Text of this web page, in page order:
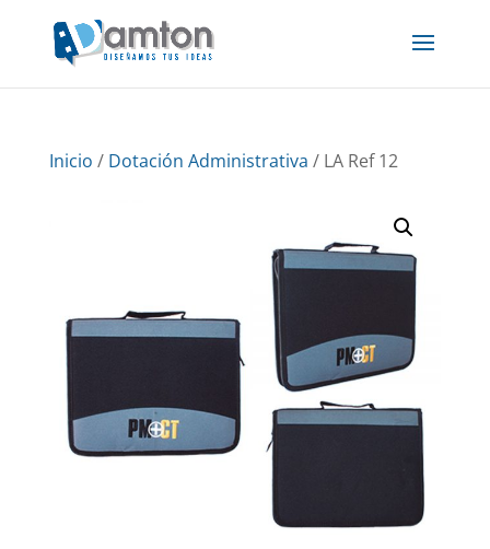
Inicio / Dotación Administrativa / LA Ref 12